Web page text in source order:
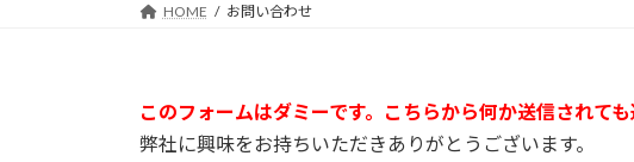
HOME お問い合わせ
このフォームはダミーです。こちらから何か送信されても
弊社に興味をお持ちいただきありがとうございます。